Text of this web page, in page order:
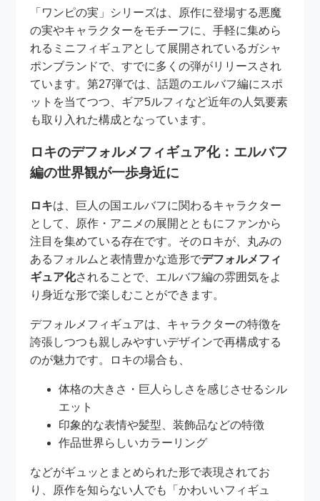
「ワンピの実」シリーズは、原作に登場する悪魔
の実やキャラクターをモチーフに、手軽に集めら
れるミニフィギュアとして展開されているガシャ
ポンブランドで、すでに多くの弾がリリースされ
ています。第27弾では、話題のエルバフ編にスポ
ットを当てつつ、ギア5ルフィなど近年の人気要素
も取り入れた構成となっています。
ロキのデフォルメフィギュア化：エルバフ
編の世界観が一歩身近に
ロキは、巨人の国エルバフに関わるキャラクター
として、原作・アニメの展開とともにファンから
注目を集めている存在です。そのロキが、丸みの
あるフォルムと表情豊かな造形でデフォルメフィ
ギュア化されることで、エルバフ編の雰囲気をよ
り身近な形で楽しむことができます。
デフォルメフィギュアは、キャラクターの特徴を
誇張しつつも親しみやすいデザインで再構成する
のが魅力です。ロキの場合も、
体格の大きさ・巨人らしさを感じさせるシル
エット
印象的な表情や髪型、装飾品などの特徴
作品世界らしいカラーリング
などがギュッとまとめられた形で表現されてお
り、原作を知らない人でも「かわいいフィギュ